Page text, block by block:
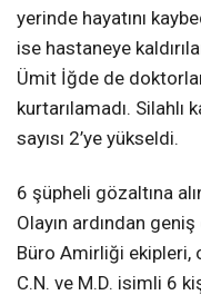
yerinde hayatını
ise hastaneye
Ümit İğde de
kurtarılamadı. Silahlı
sayısı 2’ye yükseldi.
6 şüpheli gözaltına
Olayın ardından
Büro Amirliği ekipleri,
C.N. ve M.D. isimli 6